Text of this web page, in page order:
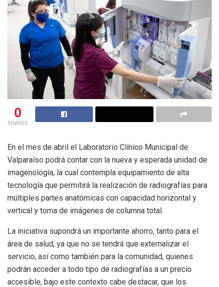
0
SHARES
En el mes de abril el Laboratorio Clínico Municipal de
Valparaíso podrá contar con la nueva y esperada unidad de
imagenología, la cual contempla equipamiento de alta
tecnología que permitirá la realización de radiografías para
múltiples partes anatómicas con capacidad horizontal y
vertical y toma de imágenes de columna total.
La iniciativa supondrá un importante ahorro, tanto para el
área de salud, ya que no se tendrá que externalizar el
servicio, así como también para la comunidad, quienes
podrán acceder a todo tipo de radiografías a un precio
accesible, bajo este contexto cabe destacar, que los